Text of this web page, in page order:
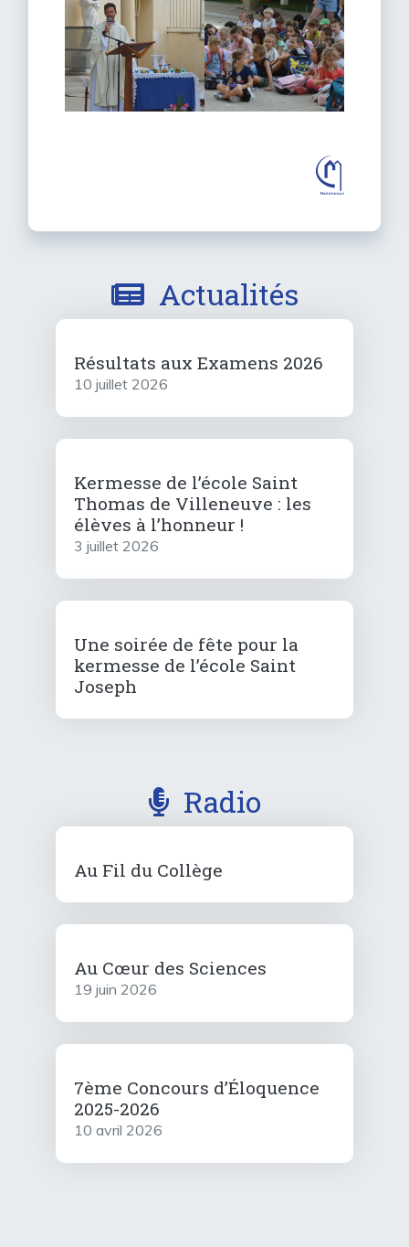
Actualités
Résultats aux Examens 2026
10 juillet 2026
Kermesse de l’école Saint
Thomas de Villeneuve : les
élèves à l’honneur !
3 juillet 2026
Une soirée de fête pour la
kermesse de l’école Saint
Joseph
Radio
Au Fil du Collège
Au Cœur des Sciences
19 juin 2026
7ème Concours d’Éloquence
2025-2026
10 avril 2026